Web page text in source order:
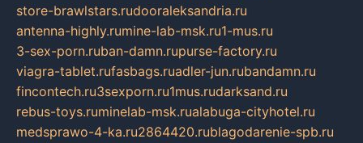
store-brawlstars.rudooraleksandria.ru
antenna-highly.rumine-lab-msk.ru1-mus.ru
3-sex-porn.ruban-damn.rupurse-factory.ru
viagra-tablet.rufasbags.ruadler-jun.rubandamn.ru
fincontech.ru3sexporn.ru1mus.rudarksand.ru
rebus-toys.ruminelab-msk.rualabuga-cityhotel.ru
medsprawo-4-ka.ru2864420.rublagodarenie-spb.ru